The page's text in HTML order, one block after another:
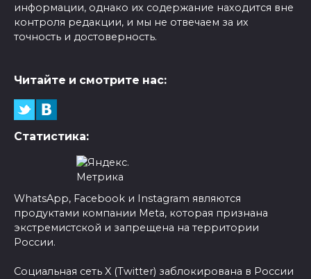
информации, однако их содержание находится вне
контроля редакции, и мы не отвечаем за их
точность и достоверность.
Читайте и смотрите нас:
Статистика:
WhatsApp, Facebook и Instagram являются
продуктами компании Meta, которая признана
экстремистской и запрещена на территории
России.
Социальная сеть X (Twitter) заблокирована в России